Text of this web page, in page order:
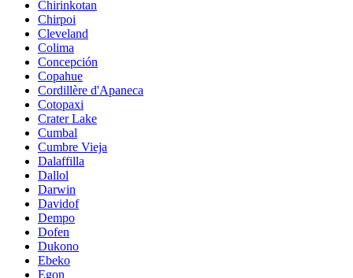
Chirinkotan
Chirpoi
Cleveland
Colima
Concepción
Copahue
Cordillère d'Apaneca
Cotopaxi
Crater Lake
Cumbal
Cumbre Vieja
Dalaffilla
Dallol
Darwin
Davidof
Dempo
Dofen
Dukono
Ebeko
Egon